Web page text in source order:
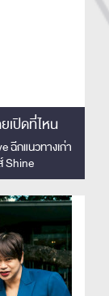
เปิดที่ไหน
ฉีกแนวทางเก่า
Shine